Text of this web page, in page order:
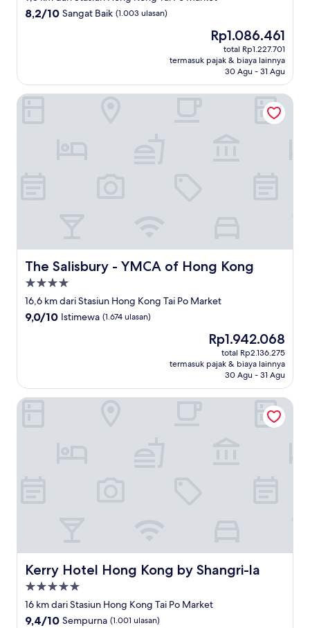
4.0
8.2
ulasan)
8,2/10 Sangat Baik (1.003 ulasan)
Harga
sekarang
Rp1.086.461
Rp1.086.461
total Rp1.227.701
termasuk pajak & biaya lainnya
30 Agu - 31 Agu
The Salisbury - YMCA of Hong Kong
The Salisbury - YMCA of Hong Kong
Properti
bintang
4.0
16,6 km dari Stasiun Hong Kong Tai Po Market
9.0
9,0/10 Istimewa (1.674 ulasan)
Harga
sekarang
Rp1.942.068
Rp1.942.068
total Rp2.136.275
termasuk pajak & biaya lainnya
30 Agu - 31 Agu
The Salisbury - YMCA of Hong Kong
Kerry Hotel Hong Kong by Shangri-la
Kerry Hotel Hong Kong by Shangri-la
Properti
bintang
5.0
16 km dari Stasiun Hong Kong Tai Po Market
9.4
9,4/10 Sempurna (1.001 ulasan)
Kerry Hotel Hong Kong by Shangri-la